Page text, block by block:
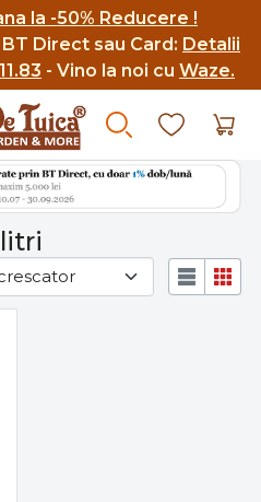
la -50% Reducere !
Direct sau Card: Detalii
- Vino la noi cu Waze.